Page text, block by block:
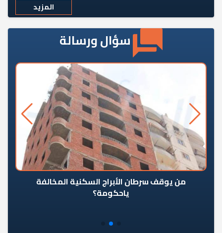
المزيد
سؤال ورسالة
من يوقف سرطان الأبراج السكنية المخالفة
ياحكومة؟